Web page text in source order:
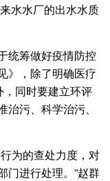
水水厂的出水水质
筹做好疫情防控
》，除了明确医疗
，同时要建立环评
污、科学治污、
为的查处力度，对
门进行处理。”赵群